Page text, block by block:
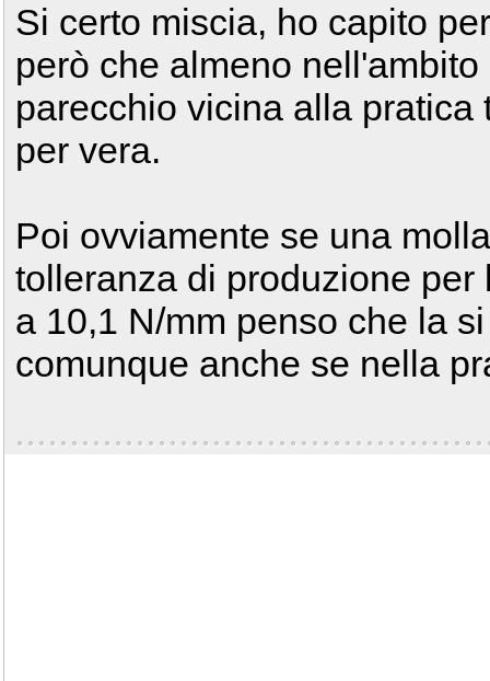
Si certo miscia, ho capito
però che almeno
parecchio vicina alla
per vera.
Poi ovviamente se una
tolleranza di produzione
a 10,1 N/mm penso che la
comunque anche se nella